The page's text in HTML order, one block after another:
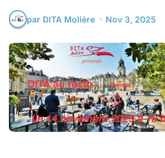
par DITA Molière Nov 3, 2025